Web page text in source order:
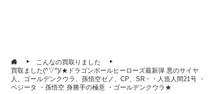
こんなの買取りました
買取ました(^▽^)/★ドラゴンボールヒーローズ最新弾 悪のサイヤ
人、ゴールデンクウラ、孫悟空ゼノ、CP、SR・・人造人間21号 ・
ベジータ ・孫悟空 身勝手の極意 ・ゴールデンクウラ★